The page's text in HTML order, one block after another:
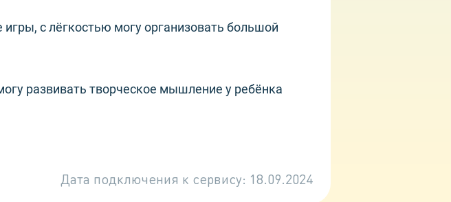
с лёгкостью могу организовать большой
развивать творческое мышление у ребёнка
Дата подключения к сервису: 18.09.2024